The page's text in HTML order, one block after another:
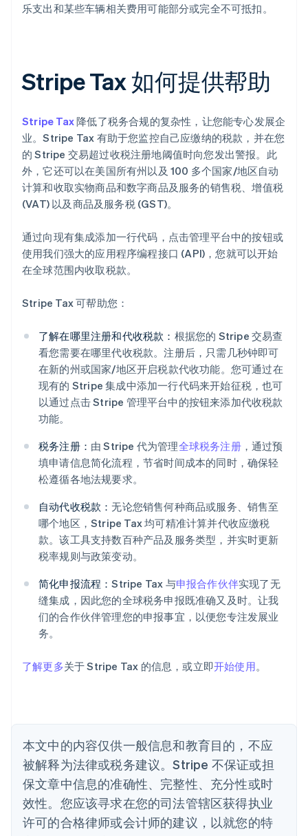
乐支出和某些车辆相关费用可能部分或完全不可抵扣。
Stripe Tax 如何提供帮助
Stripe Tax降低了税务合规的复杂性，让您能专心发展企
业。Stripe Tax 有助于您监控自己应缴纳的税款，并在您
的 Stripe 交易超过收税注册地阈值时向您发出警报。此
外，它还可以在美国所有州以及 100 多个国家/地区自动
计算和收取实物商品和数字商品及服务的销售税、增值税
(VAT) 以及商品及服务税 (GST)。
通过向现有集成添加一行代码，点击管理平台中的按钮或
使用我们强大的应用程序编程接口 (API)，您就可以开始
在全球范围内收取税款。
Stripe Tax 可帮助您：
了解在哪里注册和代收税款： 根据您的 Stripe 交易查
看您需要在哪里代收税款。注册后，只需几秒钟即可
在新的州或国家/地区开启税款代收功能。您可通过在
现有的 Stripe 集成中添加一行代码来开始征税，也可
以通过点击 Stripe 管理平台中的按钮来添加代收税款
功能。
税务注册： 由 Stripe 代为管理全球税务注册，通过预
填申请信息简化流程，节省时间成本的同时，确保轻
松遵循各地法规要求。
自动代收税款：无论您销售何种商品或服务、销售至
哪个地区，Stripe Tax 均可精准计算并代收应缴税
款。该工具支持数百种产品及服务类型，并实时更新
税率规则与政策变动。
简化申报流程：Stripe Tax 与申报合作伙伴实现了无
缝集成，因此您的全球税务申报既准确又及时。让我
们的合作伙伴管理您的申报事宜，以便您专注发展业
务。
了解更多关于 Stripe Tax 的信息，或立即开始使用。
本文中的内容仅供一般信息和教育目的，不应
被解释为法律或税务建议。Stripe 不保证或担
保文章中信息的准确性、完整性、充分性或时
效性。您应该寻求在您的司法管辖区获得执业
许可的合格律师或会计师的建议，以就您的特
阿联酋
English
爱尔兰
爱沙尼亚
English
奥地利
DeutschEnglish
澳大利亚
巴西
比利时
波兰
English
丹麦
English
德国
Deutsch English
法国